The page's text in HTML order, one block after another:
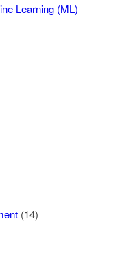
Learning (ML)
(14)